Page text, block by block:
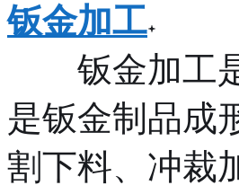
钣金加工
钣金加工是
是钣金制品成
割下料、冲裁